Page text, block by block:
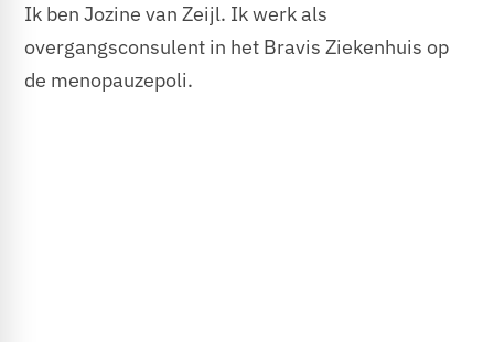
Ik ben Jozine van Zeijl. Ik werk als
overgangsconsulent in het Bravis Ziekenhuis op
de menopauzepoli.